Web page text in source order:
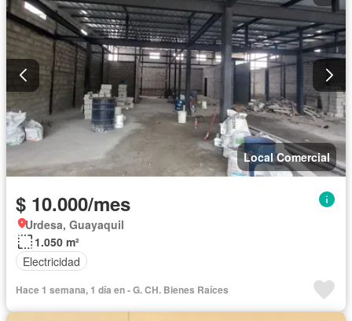
Local Comercial
$ 10.000/mes
Urdesa, Guayaquil
1.050 m²
Electricidad
Hace 1 semana, 1 día en - G. CH. Bienes Raíces